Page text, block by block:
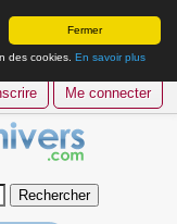
Fermer
des cookies. En savoir plus
Me connecter